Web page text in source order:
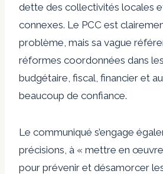
dette des collectivités locales
connexes. Le PCC est
problème, mais sa vague
réformes coordonnées dans
budgétaire, fiscal, financier et
beaucoup de confiance.
Le communiqué s’engage
précisions, à « mettre en
pour prévenir et désamorcer